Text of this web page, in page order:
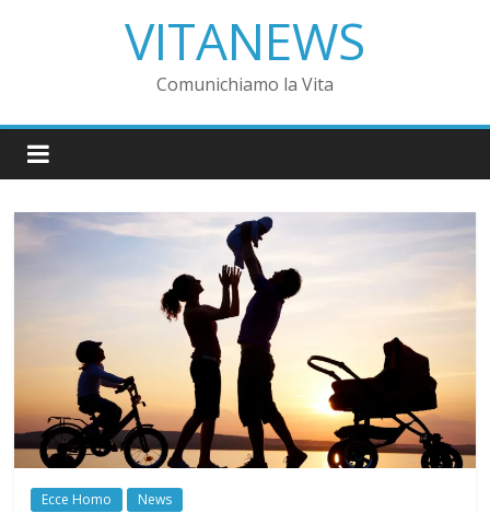
VITANEWS
Comunichiamo la Vita
Ecce Homo News